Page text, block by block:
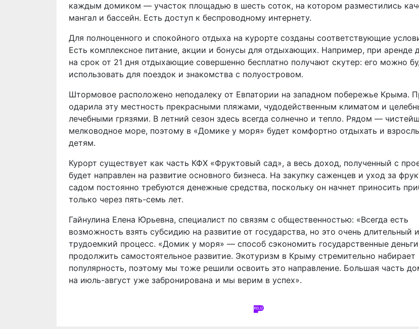
каждым домиком — участок площадью в шесть соток, на котором разместились
мангал и бассейн. Есть доступ к беспроводному интернету.
Для полноценного и спокойного отдыха на курорте созданы соответствующие
Есть комплексное питание, акции и бонусы для отдыхающих. Например, при аренде
на срок от 21 дня отдыхающие совершенно бесплатно получают скутер: его можно
использовать для поездок и знакомства с полуостровом.
Штормовое расположено неподалеку от Евпатории на западном побережье Крыма.
одарила эту местность прекрасными пляжами, чудодейственным климатом и
лечебными грязями. В летний сезон здесь всегда солнечно и тепло. Рядом —
мелководное море, поэтому в «Домике у моря» будет комфортно отдыхать и
детям.
Курорт существует как часть КФХ «Фруктовый сад», а весь доход, полученный с
будет направлен на развитие основного бизнеса. На закупку саженцев и уход за
садом постоянно требуются денежные средства, поскольку он начнет приносить
только через пять-семь лет.
Гайнулина Елена Юрьевна, специалист по связям с общественностью: «Всегда есть
возможность взять субсидию на развитие от государства, но это очень длительный и
трудоемкий процесс. «Домик у моря» — способ сэкономить государственные
продолжить самостоятельное развитие. Экотуризм в Крыму стремительно набирает
популярность, поэтому мы тоже решили освоить это направление. Большая часть
на июль-август уже забронирована и мы верим в успех».